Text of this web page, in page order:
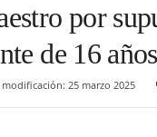
por
de 16 años
modificación: 25 marzo 2025